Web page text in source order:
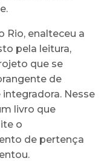
Rio, enalteceu a
pela leitura,
que se
de
Nesse
livro que
o
de pertença